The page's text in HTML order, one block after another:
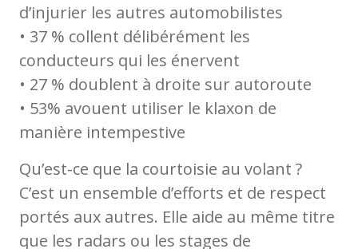
d’injurier les autres automobilistes
• 37 % collent délibérément les
conducteurs qui les énervent
• 27 % doublent à droite sur autoroute
• 53% avouent utiliser le klaxon de
manière intempestive
Qu’est-ce que la courtoisie au volant ?
C’est un ensemble d’efforts et de respect
portés aux autres. Elle aide au même titre
que les radars ou les stages de